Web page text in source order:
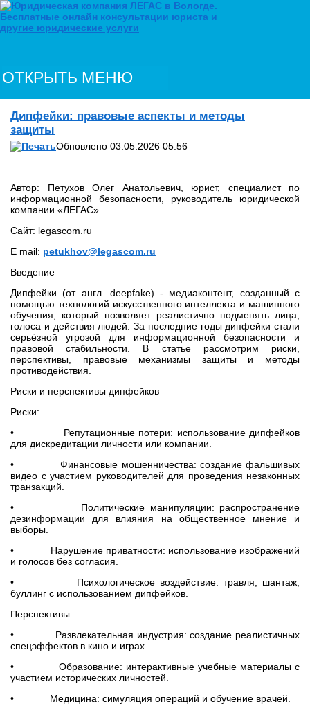
ОТКРЫТЬ МЕНЮ
Дипфейки: правовые аспекты и методы
защиты
Обновлено 03.05.2026 05:56
Автор: Петухов Олег Анатольевич, юрист, специалист по
информационной безопасности, руководитель юридической
компании «ЛЕГАС»
Сайт: legascom.ru
E mail: petukhov@legascom.ru
Введение
Дипфейки (от англ. deepfake) - медиаконтент, созданный с
помощью технологий искусственного интеллекта и машинного
обучения, который позволяет реалистично подменять лица,
голоса и действия людей. За последние годы дипфейки стали
серьёзной угрозой для информационной безопасности и
правовой стабильности. В статье рассмотрим риски,
перспективы, правовые механизмы защиты и методы
противодействия.
Риски и перспективы дипфейков
Риски:
• Репутационные потери: использование дипфейков
для дискредитации личности или компании.
• Финансовые мошенничества: создание фальшивых
видео с участием руководителей для проведения незаконных
транзакций.
• Политические манипуляции: распространение
дезинформации для влияния на общественное мнение и
выборы.
• Нарушение приватности: использование изображений
и голосов без согласия.
• Психологическое воздействие: травля, шантаж,
буллинг с использованием дипфейков.
Перспективы:
• Развлекательная индустрия: создание реалистичных
спецэффектов в кино и играх.
• Образование: интерактивные учебные материалы с
участием исторических личностей.
• Медицина: симуляция операций и обучение врачей.